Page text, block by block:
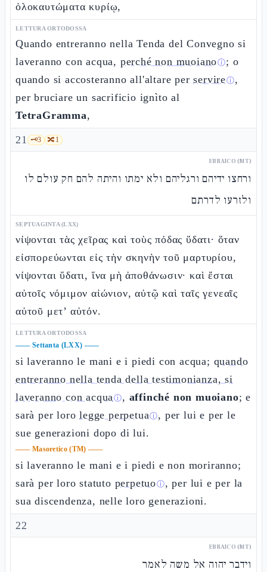
ὁλοκαυτώματα κυρίῳ,
LETTURA ORTODOSSA
Quando entreranno nella Tenda del Convegno si
laveranno con acqua, perché non muoianoⓘ; o
quando si accosteranno all'altare perservireⓘ,
per bruciare un sacrificio ignìto al
TetraGramma,
21 🗝️3 🔀1
EBRAICO (MT)
ורחצו ידיהם ורגליהם ולא ימתו והיתה להם חק עולם לו
ולזרעו לדרתם
SEPTUAGINTA (LXX)
νίψονται τὰς χεῖρας καὶ τοὺς πόδας ὕδατι· ὅταν
εἰσπορεύωνται εἰς τὴν σκηνὴν τοῦ μαρτυρίου,
νίψονται ὕδατι, ἵνα μὴ ἀποθάνωσιν· καὶ ἔσται
αὐτοῖς νόμιμον αἰώνιον, αὐτῷ καὶ ταῖς γενεαῖς
αὐτοῦ μετ’ αὐτόν.
LETTURA ORTODOSSA
—— Settanta (LXX) ——
si laveranno le mani e i piedi con acqua; quando
entreranno nella tenda della testimonianza, si
laveranno con acquaⓘ, affinché non muoiano; e
sarà per lorolegge perpetuaⓘ, per lui e per le
sue generazioni dopo di lui.
—— Masoretico (TM) ——
si laveranno le mani e i piedi e non moriranno;
sarà per loro statuto perpetuoⓘ, per lui e per la
sua discendenza, nelle loro generazioni.
22
EBRAICO (MT)
וידבר יהוה אל משה לאמר